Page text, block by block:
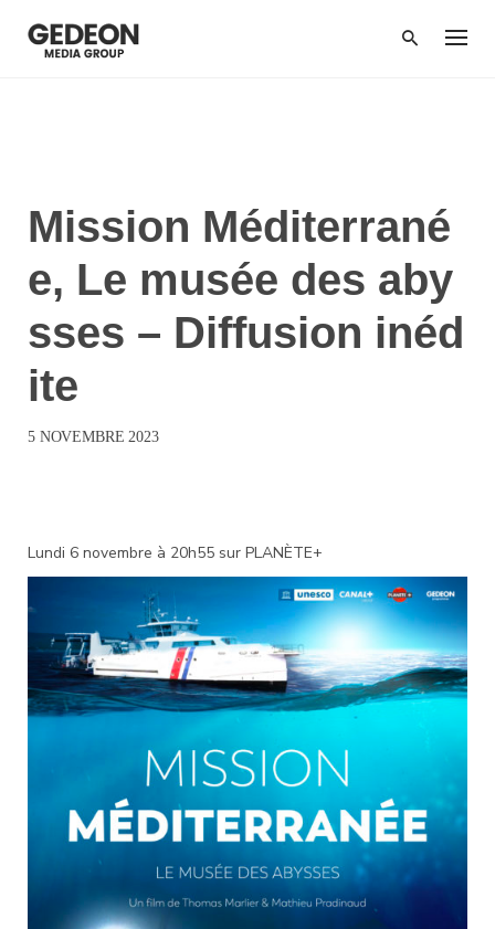
contenu
Mission Méditerrané
e, Le musée des aby
sses – Diffusion inéd
ite
5 NOVEMBRE 2023
Lundi 6 novembre à 20h55 sur PLANÈTE+